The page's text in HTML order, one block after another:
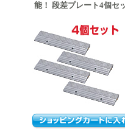
能！ 段差プレート4個